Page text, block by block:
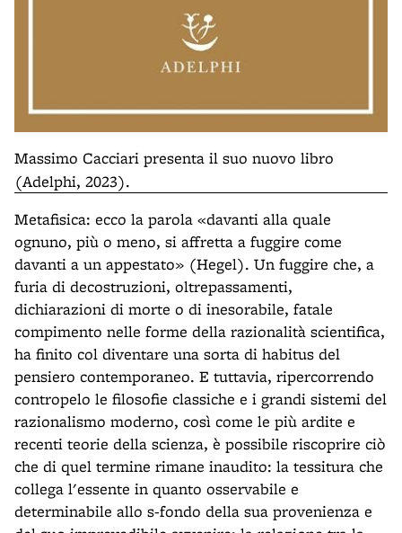
Massimo Cacciari presenta il suo nuovo libro
(Adelphi, 2023).
Metafisica: ecco la parola «davanti alla quale
ognuno, più o meno, si affretta a fuggire come
davanti a un appestato» (Hegel). Un fuggire che, a
furia di decostruzioni, oltrepassamenti,
dichiarazioni di morte o di inesorabile, fatale
compimento nelle forme della razionalità scientifica,
ha finito col diventare una sorta di habitus del
pensiero contemporaneo. E tuttavia, ripercorrendo
contropelo le filosofie classiche e i grandi sistemi del
razionalismo moderno, così come le più ardite e
recenti teorie della scienza, è possibile riscoprire ciò
che di quel termine rimane inaudito: la tessitura che
collega l'essente in quanto osservabile e
determinabile allo s-fondo della sua provenienza e